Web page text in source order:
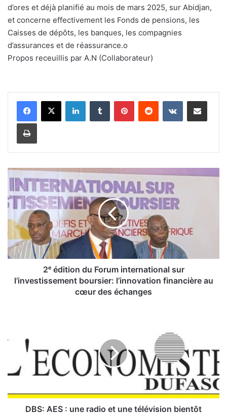
d’ores et déjà planifié au mois de mars 2025, sur Abidjan,
et concerne effectivement les Fonds de pensions, les
Caisses de dépôts, les banques, les compagnies
d’assurances et de réassurance.o
Propos receuillis par A.N (Collaborateur)
2
é
d
i
o
n
i
e
n
2ᵉ édition du Forum international sur
l’investissement boursier: l’innovation financière au
cœur des échanges
S
u
DBS: AES : une radio et une télévision bientôt